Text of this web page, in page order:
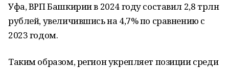
Уфа, ВРП Башкирии в 2024 году составил 2,8 трлн
рублей, увеличившись на 4,7% по сравнению с
2023 годом.
Таким образом, регион укрепляет позиции среди